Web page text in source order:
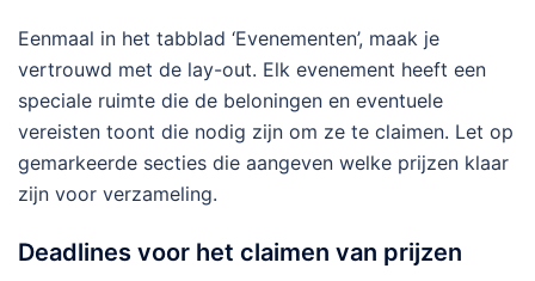
Eenmaal in het tabblad ‘Evenementen’, maak je
vertrouwd met de lay-out. Elk evenement heeft een
speciale ruimte die de beloningen en eventuele
vereisten toont die nodig zijn om ze te claimen. Let op
gemarkeerde secties die aangeven welke prijzen klaar
zijn voor verzameling.
Deadlines voor het claimen van prijzen